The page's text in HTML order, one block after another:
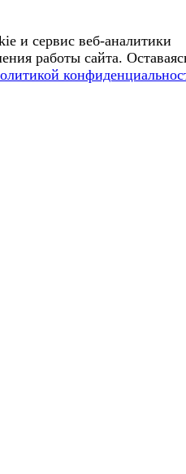
и сервис веб-аналитики
работы сайта.